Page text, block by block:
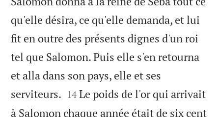
qu'elle désira, ce qu'elle demanda, et lui
fit en outre des présents dignes d'un roi
tel que Salomon. Puis elle s'en retourna
et alla dans son pays, elle et ses
serviteurs. 

14 Le poids de l'or qui arrivait
à Salomon chaque année était de six cent